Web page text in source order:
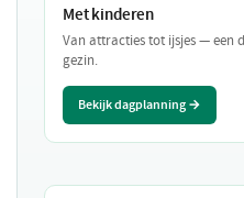
Met kinderen
Van attracties tot ijsjes — een
gezin.
Bekijk dagplanning →